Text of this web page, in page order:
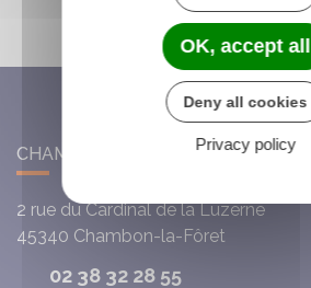
CHAMBON-LA-FÔRET
2 rue du Cardinal de la Luzerne
45340 Chambon-la-Fôret
02 38 32 28 55
OK, accept all
Deny all cookies
Privacy policy